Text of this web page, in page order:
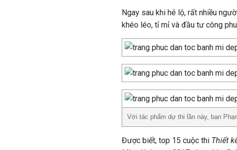
Ngay sau khi hé lộ, rất nhiều
khéo léo, tỉ mỉ và đầu tư công
Với tác phẩm dự thi lần này, bạn
Được biết, top 15 cuộc thi Thiết